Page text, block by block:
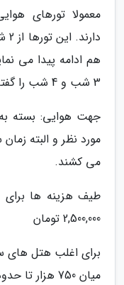
معمولا تورهای
هم ادامه پیدا می
3 شب و 4 شب را گفته ایم.
جهت هوایی: بسته به
مورد نظر و البته
می کشند.
2,500,000 تومان
برای اغلب هتل های
میان 750 هزار تا حدود 1.5 میلیون تومان می باشد.